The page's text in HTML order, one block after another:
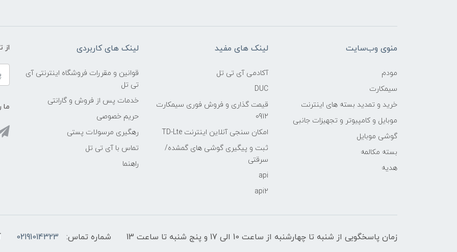
منوی وب‌سایت
مودم
سیمکارت
خرید و تمدید بسته های اینترنت
موبایل و کامپیوتر و تجهیزات جانبی
گوشی موبایل
بسته مکالمه
هدیه
لینک های مفید
آکادمی آی تی تل
DUC
قیمت گذاری و فروش فوری سیمکارت
0912
امکان سنجی آنلاین اینترنت TD-Lte
ثبت و پیگیری گوشی های گمشده/
سرقتی
api
api2
لینک های کاربردی
قوانین و مقررات فروشگاه اینترنتی آی
تی تل
خدمات پس از فروش و گارانتی
حریم خصوصی
رهگیری مرسولات پستی
تماس با آی تی تل
راهنما
از
ما
زمان پاسخگویی از شنبه تا چهارشنبه از ساعت 10 الی 17 و پنج شنبه تا ساعت 13 شماره تماس: 02191014323